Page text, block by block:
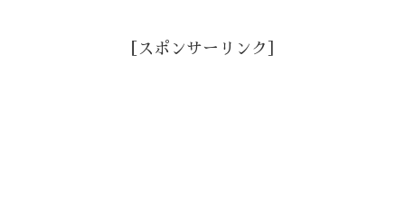
［スポンサーリンク］